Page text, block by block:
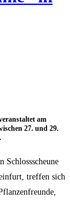
am
27. und 29.
Schloss­scheu­ne
tref­fen sich